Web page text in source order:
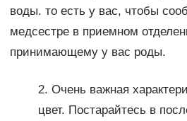
воды. то есть у вас, чтобы
медсестре в приемном
принимающему у вас роды.
2. Очень важная
цвет. Постарайтесь в